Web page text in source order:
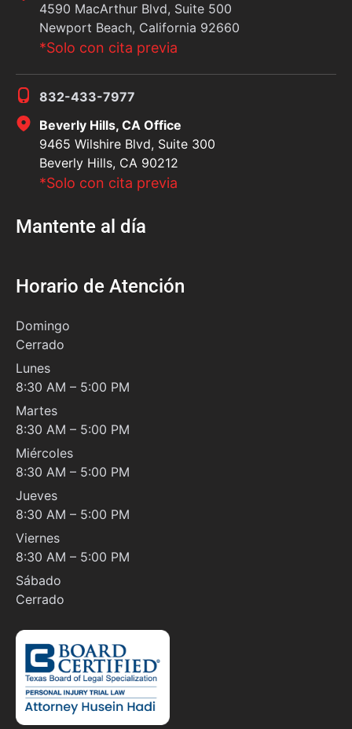
4590 MacArthur Blvd, Suite 500
Newport Beach, California 92660
*Solo con cita previa
832-433-7977
Beverly Hills, CA Office
9465 Wilshire Blvd, Suite 300
Beverly Hills, CA 90212
*Solo con cita previa
Mantente al día
Horario de Atención
Domingo
Cerrado
Lunes
8:30 AM – 5:00 PM
Martes
8:30 AM – 5:00 PM
Miércoles
8:30 AM – 5:00 PM
Jueves
8:30 AM – 5:00 PM
Viernes
8:30 AM – 5:00 PM
Sábado
Cerrado